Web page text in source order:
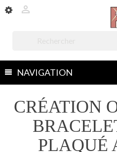

NAVIGATION
CRÉATION
PLAQUÉ